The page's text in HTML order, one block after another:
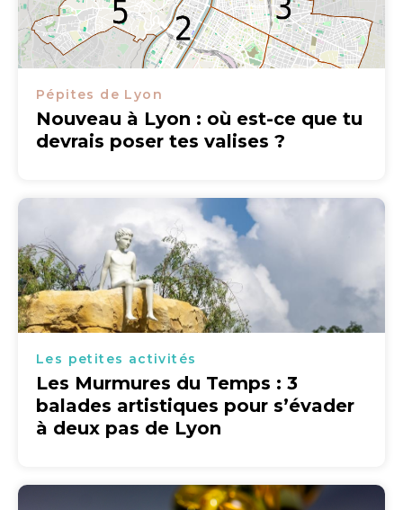
Pépites de Lyon
Nouveau à Lyon : où est-ce que tu
devrais poser tes valises ?
Les petites activités
Les Murmures du Temps : 3
balades artistiques pour s’évader
à deux pas de Lyon